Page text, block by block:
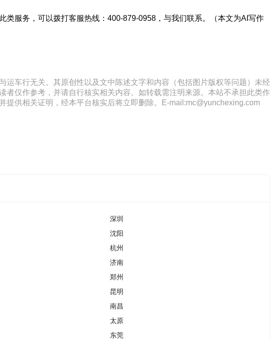
服务，可以拨打客服热线：400-879-0958，与我们联系。（本文为AI写作
车行无关。其原创性以及文中陈述文字和内容（包括图片版权等问题）未经
仅作参考，并请自行核实相关内容。如转载需注明来源。本站不承担此类作
供相关证明，经本平台核实后将立即删除。E-mail:mc@yunchexing.com
深圳
沈阳
杭州
济南
郑州
昆明
南昌
太原
东莞